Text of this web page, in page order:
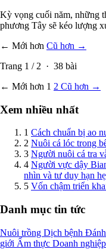
Kỳ vọng cuối năm, những
phương Tây sẽ kéo lượng
← Mới hơn Cũ hơn →
Trang 1 / 2 · 38 bài
← Mới hơn 1 2 Cũ hơn →
Xem nhiều nhất
1 Cách chuẩn bị ao
2 Nuôi cá lóc trong
3 Người nuôi cá tra
4 Người vực dậy
nhìn và tư duy hạn
5 Vốn chậm triển
Danh mục tin tức
Nuôi trồng Dịch bệnh
giới Ẩm thực Doanh nghiệp